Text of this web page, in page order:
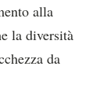
alla
la diversità
da